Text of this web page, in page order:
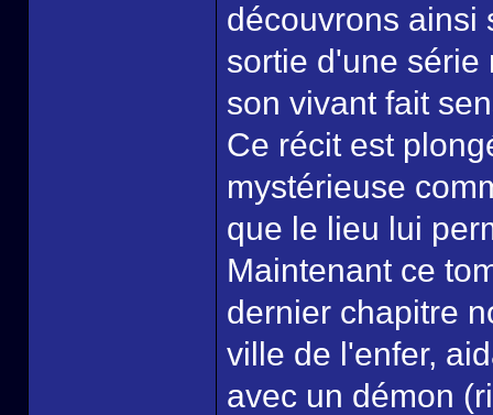
découvrons ainsi
sortie d'une série
son vivant fait
Ce récit est
mystérieuse
que le lieu lui
Maintenant ce
dernier chapitre
ville de l'enfer,
avec un démon